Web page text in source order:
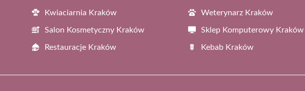
Kwiaciarnia Kraków Weterynarz Kraków
Salon Kosmetyczny Kraków Sklep Komputerowy Kraków
Restauracje Kraków Kebab Kraków